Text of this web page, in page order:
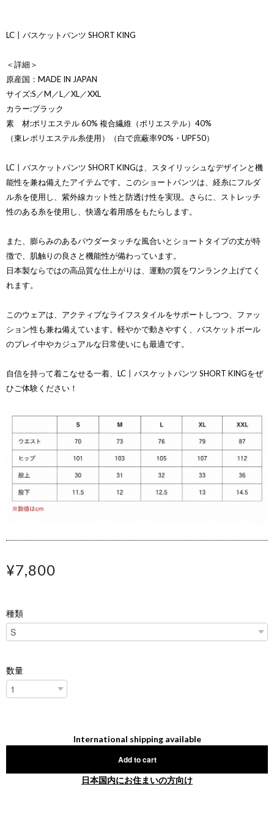
LC丨バスケットパンツ SHORT KING
＜詳細＞
原産国：MADE IN JAPAN
サイズ:S／M／L／XL／XXL
カラー:ブラック
素 材:ポリエステル 60% 複合繊維（ポリエステル）40%
（東レポリエステル糸使用）（白で庶蔽率90%・UPF50）
LC丨バスケットパンツ SHORT KINGは、スタイリッシュなデザインと機
能性を兼ね備えたアイテムです。このショートパンツは、経糸にフルダ
ル糸を使用し、紫外線カット性と防透け性を実現。さらに、ストレッチ
性のある糸を使用し、快適な着用感をもたらします。
また、膨らみのあるパウダータッチな風合いとショートタイプの丈が特
徴で、肌触りの良さと機能性が備わっています。
日本製ならではの高品質な仕上がりは、運動の質をワンランク上げてく
れます。
このウェアは、アクティブなライフスタイルをサポートしつつ、ファッ
ション性も兼ね備えています。軽やかで動きやすく、バスケットボール
のプレイ中やカジュアルな日常使いにも最適です。
自信を持って着こなせる一着、LC丨バスケットパンツ SHORT KINGをぜ
ひご体験ください！
¥7,800
種類
数量
International shipping available
Add to cart
日本国内にお住まいの方向け